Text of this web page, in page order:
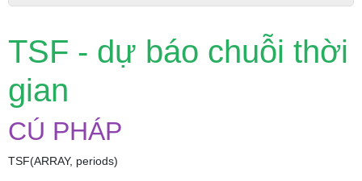
TSF - dự báo chuỗi thời
gian
CÚ PHÁP
TSF(ARRAY, periods)